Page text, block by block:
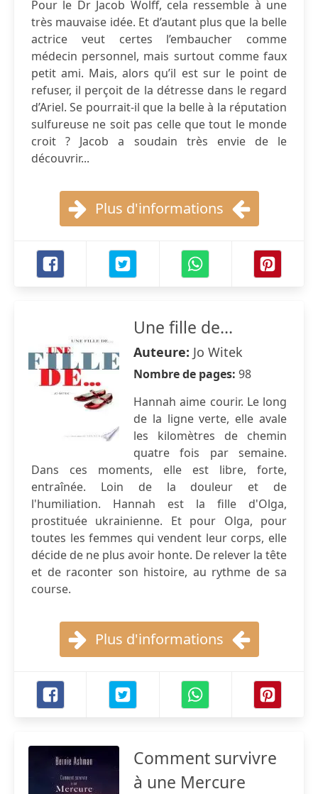
Pour le Dr Jacob Wolff, cela ressemble à une
très mauvaise idée. Et d’autant plus que la belle
actrice veut certes l’embaucher comme
médecin personnel, mais surtout comme faux
petit ami. Mais, alors qu’il est sur le point de
refuser, il perçoit de la détresse dans le regard
d’Ariel. Se pourrait-il que la belle à la réputation
sulfureuse ne soit pas celle que tout le monde
croit ? Jacob a soudain très envie de le
découvrir...
Plus d'informations
Une fille de...
Auteure: Jo Witek
Nombre de pages: 98
Hannah aime courir. Le long
de la ligne verte, elle avale
les kilomètres de chemin
quatre fois par semaine.
Dans ces moments, elle est libre, forte,
entraînée. Loin de la douleur et de
l'humiliation. Hannah est la fille d'Olga,
prostituée ukrainienne. Et pour Olga, pour
toutes les femmes qui vendent leur corps, elle
décide de ne plus avoir honte. De relever la tête
et de raconter son histoire, au rythme de sa
course.
Plus d'informations
Comment survivre
à une Mercure